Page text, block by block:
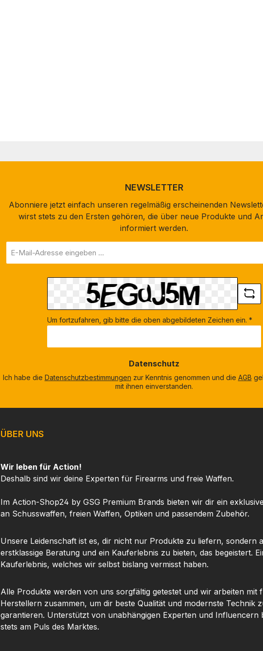
NEWSLETTER
Abonniere jetzt einfach unseren regelmäßig erscheinenden
wirst stets zu den Ersten gehören, die über neue Produkte und
informiert werden.
Mail-
Um fortzufahren, gib bitte die oben abgebildeten Zeichen ein. *
Datenschutz
Ich habe die Datenschutzbestimmungen zur Kenntnis genommen und die AGB
mit ihnen einverstanden.
ÜBER UNS
Wir leben für Action!
Deshalb sind wir deine Experten für Firearms und freie Waffen.
Im Action-Shop24 by GSG Premium Brands bieten wir dir ein
an Schusswaffen, freien Waffen, Optiken und passendem Zubehör.
Unsere Leidenschaft ist es, dir nicht nur Produkte zu liefern, sondern
erstklassige Beratung und ein Kauferlebnis zu bieten, das begeistert.
Kauferlebnis, welches wir selbst bislang vermisst haben.
Alle Produkte werden von uns sorgfältig getestet und wir arbeiten mit
Herstellern zusammen, um dir beste Qualität und modernste Technik
garantieren. Unterstützt von unabhängigen Experten und Influencern
stets am Puls des Marktes.